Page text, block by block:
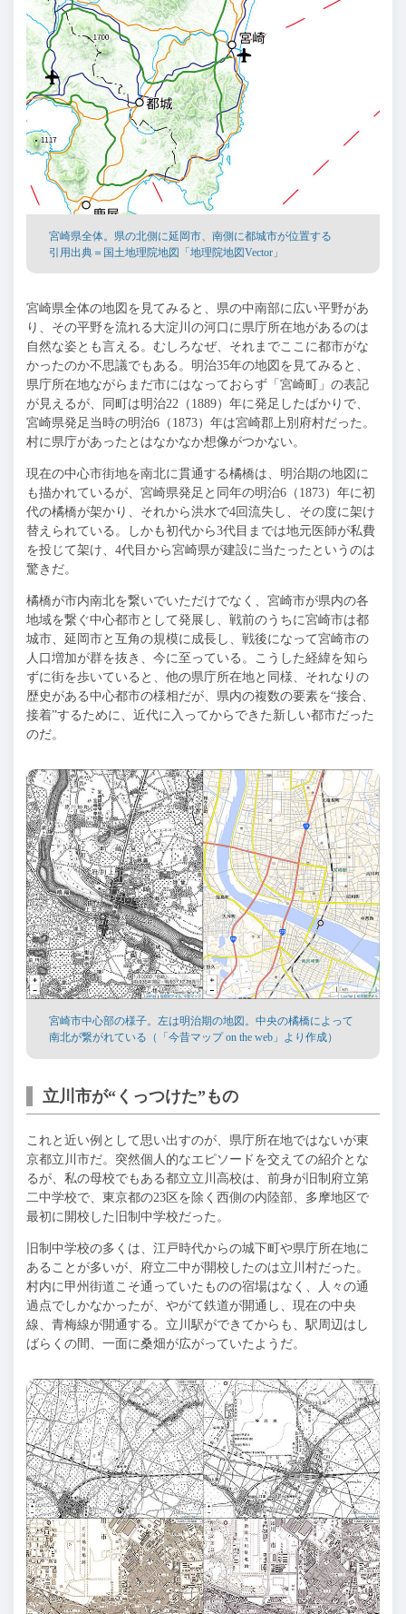
宮崎県全体。県の北側に延岡市、南側に都城市が位置する
引用出典＝国土地理院地図「地理院地図Vector」
宮崎県全体の地図を見てみると、県の中南部に広い平野があ
り、その平野を流れる大淀川の河口に県庁所在地があるのは
自然な姿とも言える。むしろなぜ、それまでここに都市がな
かったのか不思議でもある。明治35年の地図を見てみると、
県庁所在地ながらまだ市にはなっておらず「宮崎町」の表記
が見えるが、同町は明治22（1889）年に発足したばかりで、
宮崎県発足当時の明治6（1873）年は宮崎郡上別府村だった。
村に県庁があったとはなかなか想像がつかない。
現在の中心市街地を南北に貫通する橘橋は、明治期の地図に
も描かれているが、宮崎県発足と同年の明治6（1873）年に初
代の橘橋が架かり、それから洪水で4回流失し、その度に架け
替えられている。しかも初代から3代目までは地元医師が私費
を投じて架け、4代目から宮崎県が建設に当たったというのは
驚きだ。
橘橋が市内南北を繋いでいただけでなく、宮崎市が県内の各
地域を繋ぐ中心都市として発展し、戦前のうちに宮崎市は都
城市、延岡市と互角の規模に成長し、戦後になって宮崎市の
人口増加が群を抜き、今に至っている。こうした経緯を知ら
ずに街を歩いていると、他の県庁所在地と同様、それなりの
歴史がある中心都市の様相だが、県内の複数の要素を“接合、
接着”するために、近代に入ってからできた新しい都市だった
のだ。
宮崎市中心部の様子。左は明治期の地図。中央の橘橋によって
南北が繋がれている（「今昔マップ on the web」より作成）
立川市が“くっつけた”もの
これと近い例として思い出すのが、県庁所在地ではないが東
京都立川市だ。突然個人的なエピソードを交えての紹介とな
るが、私の母校でもある都立立川高校は、前身が旧制府立第
二中学校で、東京都の23区を除く西側の内陸部、多摩地区で
最初に開校した旧制中学校だった。
旧制中学校の多くは、江戸時代からの城下町や県庁所在地に
あることが多いが、府立二中が開校したのは立川村だった。
村内に甲州街道こそ通っていたものの宿場はなく、人々の通
過点でしかなかったが、やがて鉄道が開通し、現在の中央
線、青梅線が開通する。立川駅ができてからも、駅周辺はし
ばらくの間、一面に桑畑が広がっていたようだ。